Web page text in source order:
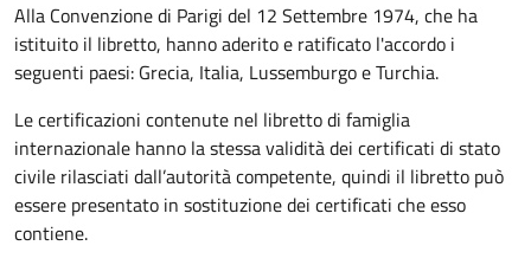
Alla Convenzione di Parigi del 12 Settembre 1974, che ha
istituito il libretto, hanno aderito e ratificato l'accordo i
seguenti paesi: Grecia, Italia, Lussemburgo e Turchia.
Le certificazioni contenute nel libretto di famiglia
internazionale hanno la stessa validità dei certificati di stato
civile rilasciati dall’autorità competente, quindi il libretto può
essere presentato in sostituzione dei certificati che esso
contiene.